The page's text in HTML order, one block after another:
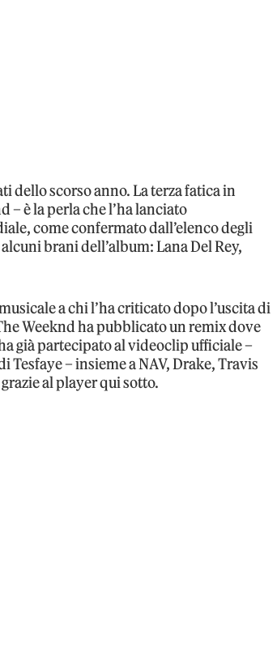
dello scorso anno. La terza fatica in
– è la perla che l’ha lanciato
come confermato dall’elenco degli
brani dell’album: Lana Del Rey,
a chi l’ha criticato dopo l’uscita di
Weeknd ha pubblicato un remix dove
già partecipato al videoclip ufficiale –
– insieme a NAV, Drake, Travis
al player qui sotto.